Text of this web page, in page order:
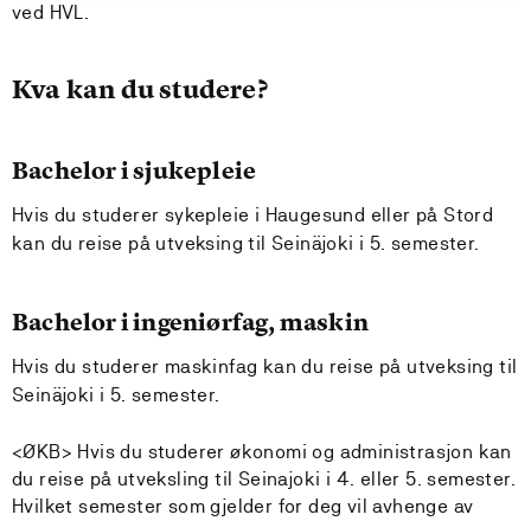
ved HVL.
Kva kan du studere?
Bachelor i sjukepleie
Hvis du studerer sykepleie i Haugesund eller på Stord
kan du reise på utveksing til Seinäjoki i 5. semester.
Bachelor i ingeniørfag, maskin
Hvis du studerer maskinfag kan du reise på utveksing til
Seinäjoki i 5. semester.
<ØKB> Hvis du studerer økonomi og administrasjon kan
du reise på utveksling til Seinajoki i 4. eller 5. semester.
Hvilket semester som gjelder for deg vil avhenge av